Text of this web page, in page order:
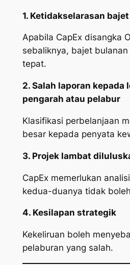
1. Ketidakselarasan
Apabila CapEx disangka
sebaliknya, bajet
tepat.
2. Salah laporan kepada
pengarah atau pelabur
Klasifikasi perbelanjaan
besar kepada penyata
3. Projek lambat
CapEx memerlukan
kedua-duanya tidak
4. Kesilapan strategik
Kekeliruan boleh
pelaburan yang salah.